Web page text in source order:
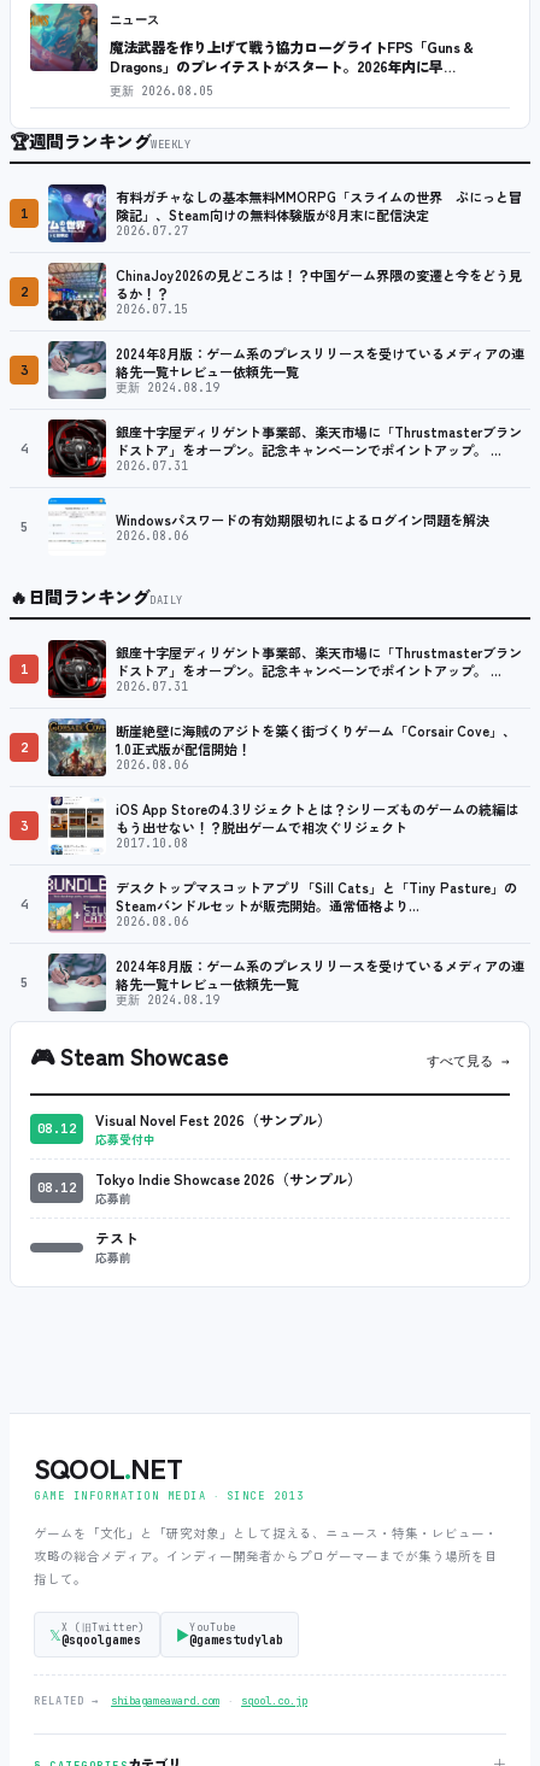
ニュース
魔法武器を作り上げて戦う協力ローグライトFPS「Guns &
Dragons」のプレイテストがスタート。2026年内に早…
更新 2026.08.05
🏆週間ランキングWEEKLY
1
有料ガチャなしの基本無料MMORPG「スライムの世界 ぷにっと冒
険記」、Steam向けの無料体験版が8月末に配信決定
2026.07.27
2
ChinaJoy2026の見どころは！？中国ゲーム界隈の変遷と今をどう見
るか！？
2026.07.15
3
2024年8月版：ゲーム系のプレスリリースを受けているメディアの連
絡先一覧+レビュー依頼先一覧
更新 2024.08.19
4
銀座十字屋ディリゲント事業部、楽天市場に「Thrustmasterブラン
ドストア」をオープン。記念キャンペーンでポイントアップ。 …
2026.07.31
5 Windowsパスワードの有効期限切れによるログイン問題を解決
2026.08.06
🔥日間ランキングDAILY
1
銀座十字屋ディリゲント事業部、楽天市場に「Thrustmasterブラン
ドストア」をオープン。記念キャンペーンでポイントアップ。 …
2026.07.31
2
断崖絶壁に海賊のアジトを築く街づくりゲーム「Corsair Cove」、
1.0正式版が配信開始！
2026.08.06
3
iOS App Storeの4.3リジェクトとは？シリーズものゲームの続編は
もう出せない！？脱出ゲームで相次ぐリジェクト
2017.10.08
4
デスクトップマスコットアプリ「Sill Cats」と「Tiny Pasture」の
Steamバンドルセットが販売開始。通常価格より…
2026.08.06
5
2024年8月版：ゲーム系のプレスリリースを受けているメディアの連
絡先一覧+レビュー依頼先一覧
更新 2024.08.19
🎮Steam Showcase すべて見る →
08.12 Visual Novel Fest 2026（サンプル）
応募受付中
08.12 Tokyo Indie Showcase 2026（サンプル）
応募前
テスト
応募前
SQOOL.NET
GAME INFORMATION MEDIA ‧ SINCE 2013
ゲームを「文化」と「研究対象」として捉える、ニュース・特集・レビュー・
攻略の総合メディア。インディー開発者からプロゲーマーまでが集う場所を目
指して。
𝕏X (旧Twitter)
@sqoolgames ▶YouTube
@gamestudylab
RELATED → shibagameaward.com ‧ sqool.co.jp